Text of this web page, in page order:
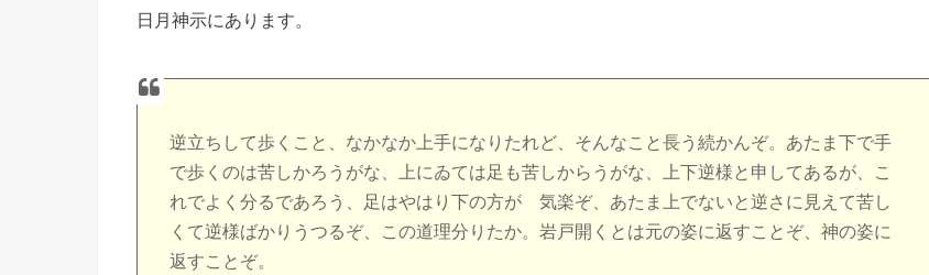
日月神示にあります。
逆立ちして歩くこと、なかなか上手になりたれど、そんなこと長う続かんぞ。あたま下で手
で歩くのは苦しかろうがな、上にゐては足も苦しからうがな、上下逆様と申してあるが、こ
れでよく分るであろう、足はやはり下の方が 気楽ぞ、あたま上でないと逆さに見えて苦し
くて逆様ばかりうつるぞ、この道理分りたか。岩戸開くとは元の姿に返すことぞ、神の姿に
返すことぞ。